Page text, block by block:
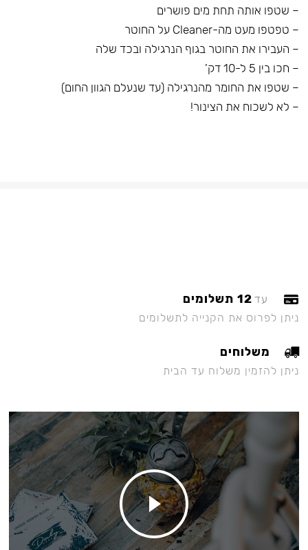
– שטפו אותה תחת מים פושרים
– טפטפו מעט מה-Cleaner על החוטר
– העבירו את החוטר בגוף הנרגילה ובכד שלה
– חכו בין 5 ל-10 דק’
– שטפו את החומר מהנרגילה (עד שנעלם הגוון החום)
– לא לשכוח את הצינור!
עד 12 תשלומים
ניתן לפרוס את הקנייה לתשלומים
משלוחים
ניתן להזמין משלוח עד הבית